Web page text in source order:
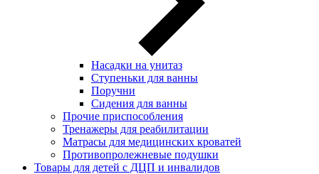
Насадки на унитаз
Ступеньки для ванны
Поручни
Сидения для ванны
Прочие приспособления
Тренажеры для реабилитации
Матрасы для медицинских кроватей
Противопролежневые подушки
Товары для детей с ДЦП и инвалидов